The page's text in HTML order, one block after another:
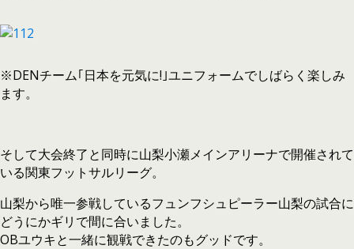
※DENチーム｢日本を元気に!｣ユニフォームでしばらく楽しみ
ます。
そして大会終了と同時に山梨小瀬メインアリーナで開催されて
いる関東フットサルリーグ。
山梨から唯一参戦しているフュンフシュピーラー山梨の試合に
どうにかギリで間に合いました。
OBユウキと一緒に観戦できたのもグッドです。